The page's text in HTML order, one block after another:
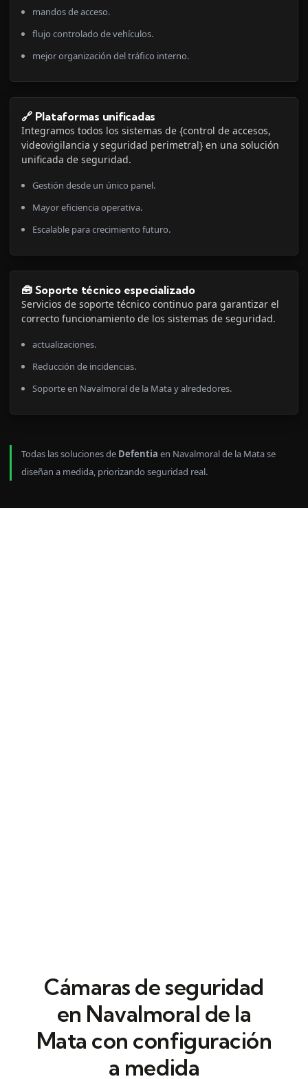
mandos de acceso.
flujo controlado de vehículos.
mejor organización del tráfico interno.
🔗 Plataformas unificadas
Integramos todos los sistemas de {control de accesos,
videovigilancia y seguridad perimetral} en una solución
unificada de seguridad.
Gestión desde un único panel.
Mayor eficiencia operativa.
Escalable para crecimiento futuro.
🧰 Soporte técnico especializado
Servicios de soporte técnico continuo para garantizar el
correcto funcionamiento de los sistemas de seguridad.
actualizaciones.
Reducción de incidencias.
Soporte en Navalmoral de la Mata y alrededores.
Todas las soluciones de Defentia en Navalmoral de la Mata se
diseñan a medida, priorizando seguridad real.
Cámaras de seguridad
en Navalmoral de la
Mata con configuración
a medida